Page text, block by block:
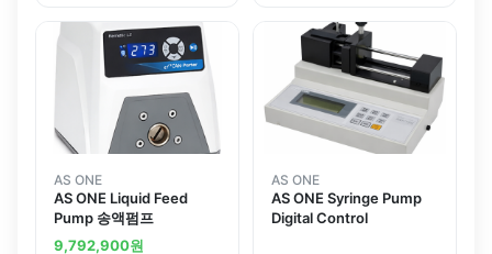
AS ONE
AS ONE Liquid Feed
Pump 송액펌프
9,792,900원
AS ONE
AS ONE Syringe Pump
Digital Control